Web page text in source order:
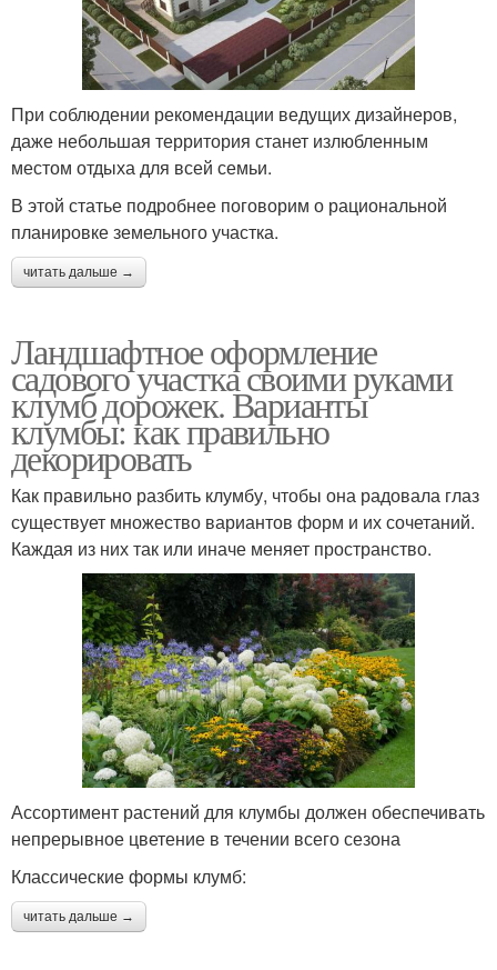
При соблюдении рекомендации ведущих дизайнеров,
даже небольшая территория станет излюбленным
местом отдыха для всей семьи.
В этой статье подробнее поговорим о рациональной
планировке земельного участка.
читать дальше →
Ландшафтное оформление
садового участка своими руками
клумб дорожек. Варианты
клумбы: как правильно
декорировать
Как правильно разбить клумбу, чтобы она радовала глаз
существует множество вариантов форм и их сочетаний.
Каждая из них так или иначе меняет пространство.
Ассортимент растений для клумбы должен обеспечивать
непрерывное цветение в течении всего сезона
Классические формы клумб:
читать дальше →